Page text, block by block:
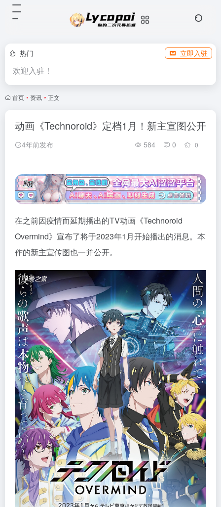
热门 立即入驻
欢迎入驻！
首页 • 资讯 • 正文
动画《Technoroid》定档1月！新主宣图公开
4年前发布 584 0 0
在之前因疫情而延期播出的TV动画《Technoroid
Overmind》宣布了将于2023年1月开始播出的消息。本
作的新主宣传图也一并公开。